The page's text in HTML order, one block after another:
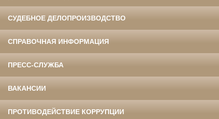
СУДЕБНОЕ ДЕЛОПРОИЗВОДСТВО
СПРАВОЧНАЯ ИНФОРМАЦИЯ
ПРЕСС-СЛУЖБА
ВАКАНСИИ
ПРОТИВОДЕЙСТВИЕ КОРРУПЦИИ